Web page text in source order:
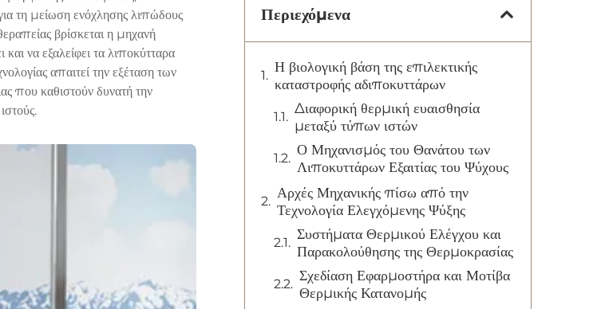
τη μείωση ενόχλησης λιπώδους
βρίσκεται η μηχανή
να εξαλείφει τα λιποκύτταρα
απαιτεί την εξέταση των
που καθιστούν δυνατή την
Περιεχόμενα
Η βιολογική βάση της επιλεκτικής
καταστροφής αδιποκυττάρων
Διαφορική θερμική ευαισθησία
μεταξύ τύπων ιστών
Ο Μηχανισμός του Θανάτου των
Λιποκυττάρων Εξαιτίας του Ψύχους
Αρχές Μηχανικής πίσω από την
Τεχνολογία Ελεγχόμενης Ψύξης
Συστήματα Θερμικού Ελέγχου και
Παρακολούθησης της Θερμοκρασίας
Σχεδίαση Εφαρμοστήρα και Μοτίβα
Θερμικής Κατανομής